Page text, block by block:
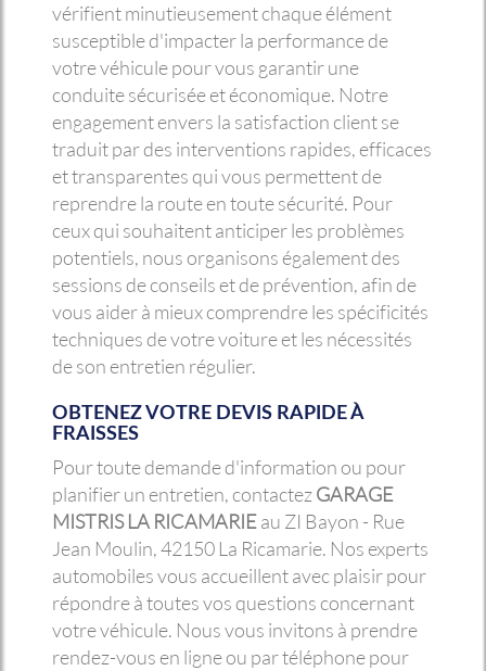
vérifient minutieusement chaque élément
susceptible d'impacter la performance de
votre véhicule pour vous garantir une
conduite sécurisée et économique. Notre
engagement envers la satisfaction client se
traduit par des interventions rapides, efficaces
et transparentes qui vous permettent de
reprendre la route en toute sécurité. Pour
ceux qui souhaitent anticiper les problèmes
potentiels, nous organisons également des
sessions de conseils et de prévention, afin de
vous aider à mieux comprendre les spécificités
techniques de votre voiture et les nécessités
de son entretien régulier.
OBTENEZ VOTRE DEVIS RAPIDE À
FRAISSES
Pour toute demande d'information ou pour
planifier un entretien, contactezGARAGE
MISTRIS LA RICAMARIEau ZI Bayon - Rue
Jean Moulin, 42150 La Ricamarie. Nos experts
automobiles vous accueillent avec plaisir pour
répondre à toutes vos questions concernant
votre véhicule. Nous vous invitons à prendre
rendez-vous en ligne ou par téléphone pour